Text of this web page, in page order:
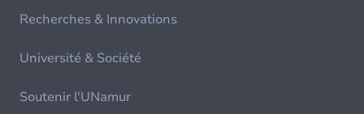
Recherches & Innovations
Université & Société
Soutenir l'UNamur